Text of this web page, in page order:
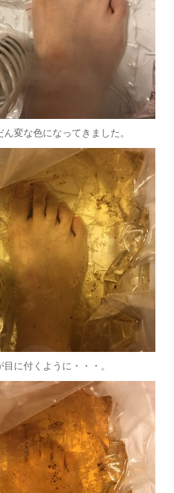
変な色になってきました。
に付くように・・・。